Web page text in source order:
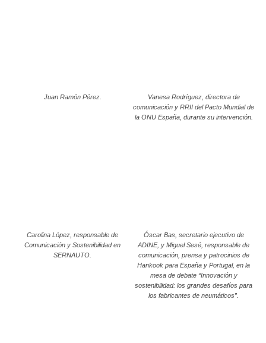
Juan Ramón Pérez.
Vanesa Rodríguez, directora de
comunicación y RRII del Pacto Mundial de
la ONU España, durante su intervención.
Carolina López, responsable de
Comunicación y Sostenibilidad en
SERNAUTO.
Óscar Bas, secretario ejecutivo de
ADINE, y Miguel Sesé, responsable de
comunicación, prensa y patrocinios de
Hankook para España y Portugal, en la
mesa de debate “Innovación y
sostenibilidad: los grandes desafíos para
los fabricantes de neumáticos”.